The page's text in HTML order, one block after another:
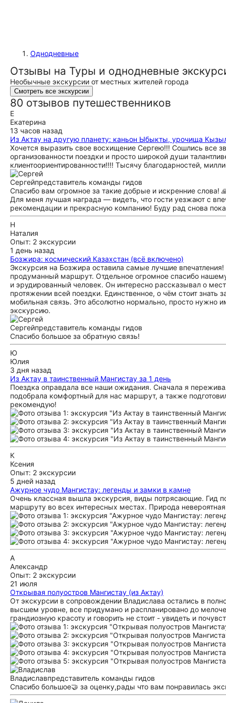
Однодневные
Отзывы на Туры и однодневные
Необычные экскурсии от местных жителей города
Смотреть все экскурсии
80 отзывов путешественников
Е
Екатерина
13 часов назад
Из Актау на другую планету: каньон Ыбыкты, урочища
Хочется выразить свое восхищение Сергею!!! Сошлись все
организованности поездки и просто широкой души
клиентоориентированности!!!! Тысячу благодарностей,
Сергейпредставитель команды гидов
Спасибо вам огромное за такие добрые и искренние слова!
Для меня лучшая награда — видеть, что гости уезжают с
рекомендации и прекрасную компанию! Буду рад снова
Н
Наталия
Опыт: 2 экскурсии
1 день назад
Бозжира: космический Казахстан (всё включено)
Экскурсия на Бозжира оставила самые лучшие
продуманный маршрут. Отдельное огромное спасибо
и эрудированный человек. Он интересно рассказывал о
протяжении всей поездки. Единственное, о чём стоит
мобильная связь. Это абсолютно нормально, просто нужно
экскурсию.
Сергейпредставитель команды гидов
Спасибо большое за обратную связь!
Ю
Юлия
3 дня назад
Из Актау в таинственный Мангистау за 1 день
Поездка оправдала все наши ожидания. Сначала я
подобрала комфортный для нас маршрут, а также
рекомендую!
К
Ксения
Опыт: 2 экскурсии
5 дней назад
Ажурное чудо Мангистау: легенды и замки в камне
Очень классная вышла экскурсия, виды потрясающие. Гид
маршруту во всех интересных местах. Природа
А
Александр
Опыт: 2 экскурсии
21 июля
Открывая полуостров Мангистау (из Актау)
От экскурсии в сопровождении Владислава остались в
высшем уровне, все придумано и распланировано до
грандиозную красоту и говорить не стоит - увидеть и
Владиславпредставитель команды гидов
Спасибо большое🤝 за оценку,рады что вам понравилась